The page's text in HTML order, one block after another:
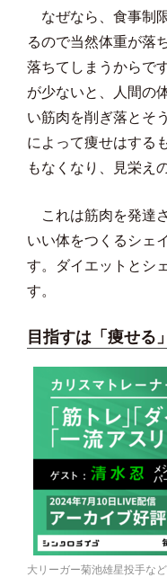
なぜなら、食事制
るので当然体重が落
落ちてしまうからで
が少ないと、人間の
い筋肉を削ぎ落とそ
によって痩せはする
もなくなり、見栄え
これは筋肉を発達
いい体をつくるシェ
す。ダイエットとシ
す。
目指すは「痩せる
大リーガー菊池雄星投手な